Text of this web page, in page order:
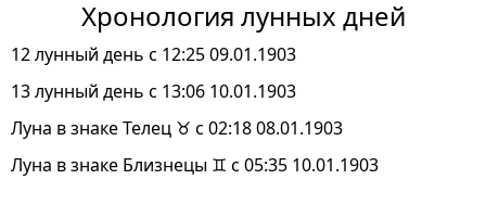
Хронология лунных дней
12 лунный день с 12:25 09.01.1903
13 лунный день с 13:06 10.01.1903
Луна в знаке Телец ♉ с 02:18 08.01.1903
Луна в знаке Близнецы ♊ с 05:35 10.01.1903